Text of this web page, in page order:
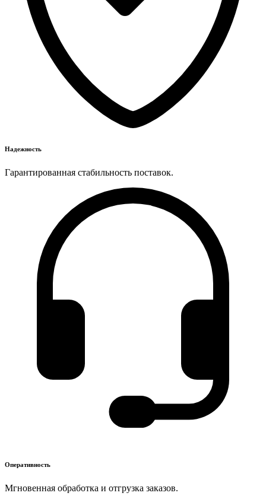
Надежность
Гарантированная стабильность поставок.
Оперативность
Мгновенная обработка и отгрузка заказов.